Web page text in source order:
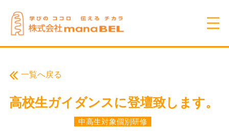
一覧へ戻る
高校生ガイダンスに登壇致します。
中高生対象個別研修